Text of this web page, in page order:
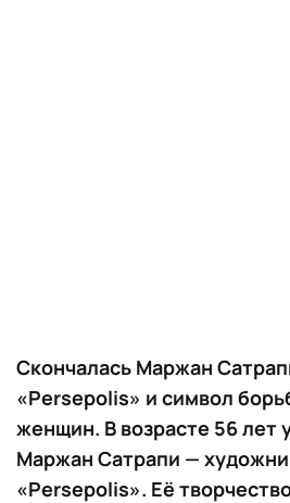
Скончалась Маржан
«Persepolis» и символ
женщин. В возрасте 56 лет
Маржан Сатрапи —
«Persepolis». Её